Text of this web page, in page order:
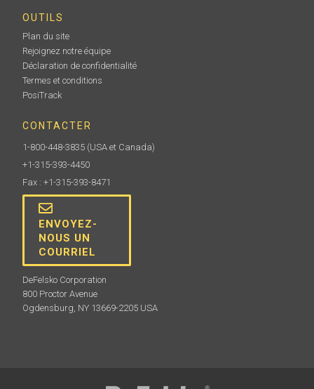
OUTILS
Plan du site
Rejoignez notre équipe
Déclaration de confidentialité
Termes et conditions
PosiTrack
CONTACTER
1-800-448-3835 (USA et Canada)
+1-315-393-4450
Fax : +1-315-393-8471
ENVOYEZ-
NOUS UN
COURRIEL
DeFelsko Corporation
800 Proctor Avenue
Ogdensburg, NY 13669-2205 USA